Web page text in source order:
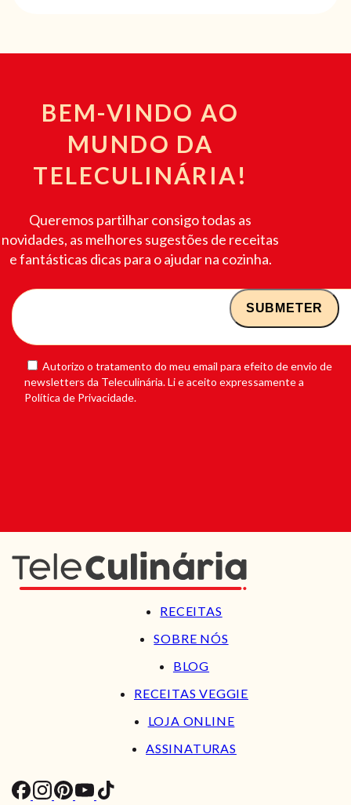
BEM-VINDO AO
MUNDO DA
TELECULINÁRIA!
Queremos partilhar consigo todas as
novidades, as melhores sugestões de receitas
e fantásticas dicas para o ajudar na cozinha.
Autorizo o tratamento do meu email para efeito de envio de
newsletters da Teleculinária. Li e aceito expressamente a
Política de Privacidade.
RECEITAS
SOBRE NÓS
BLOG
RECEITAS VEGGIE
LOJA ONLINE
ASSINATURAS